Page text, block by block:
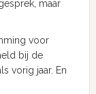
maar
voor
bij de
vorig jaar. En